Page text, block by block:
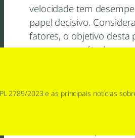
2789/2023 e as principais notícias
velocidade tem
papel decisivo.
fatores, o objetivo desta
propor um método para
malha viária,